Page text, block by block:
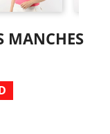
MANCHES